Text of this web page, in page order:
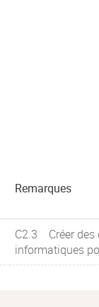
Remarques
C2.3 Créer des
informatiques